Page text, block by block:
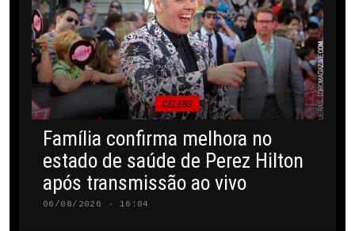
CELEBS
Família confirma melhora no
estado de saúde de Perez Hilton
após transmissão ao vivo
06/08/2026 · 16:04